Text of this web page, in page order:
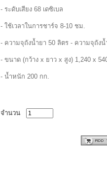
- ระดับเสียง 68 เดซิเบล
- ใช้เวลาในการชาร์จ 8-10 ชม.
- ความจุถังน้ำยา 50 ลิตร - ความจุถังน้
- ขนาด (กว้าง x ยาว x สูง) 1,240 x
- น้ำหนัก 200 กก.
จำนวน